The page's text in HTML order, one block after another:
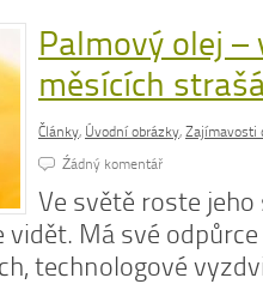
Palmový olej –
měsících
Články, Úvodní obrázky, Zajímavosti
Źádný komentář
Ve světě roste
Má své
technologové